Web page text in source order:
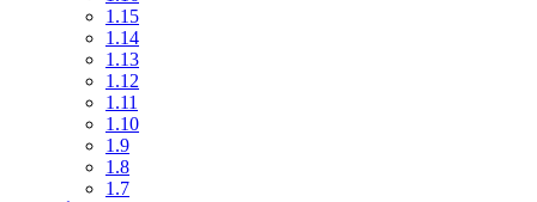
1.15
1.14
1.13
1.12
1.11
1.10
1.9
1.8
1.7